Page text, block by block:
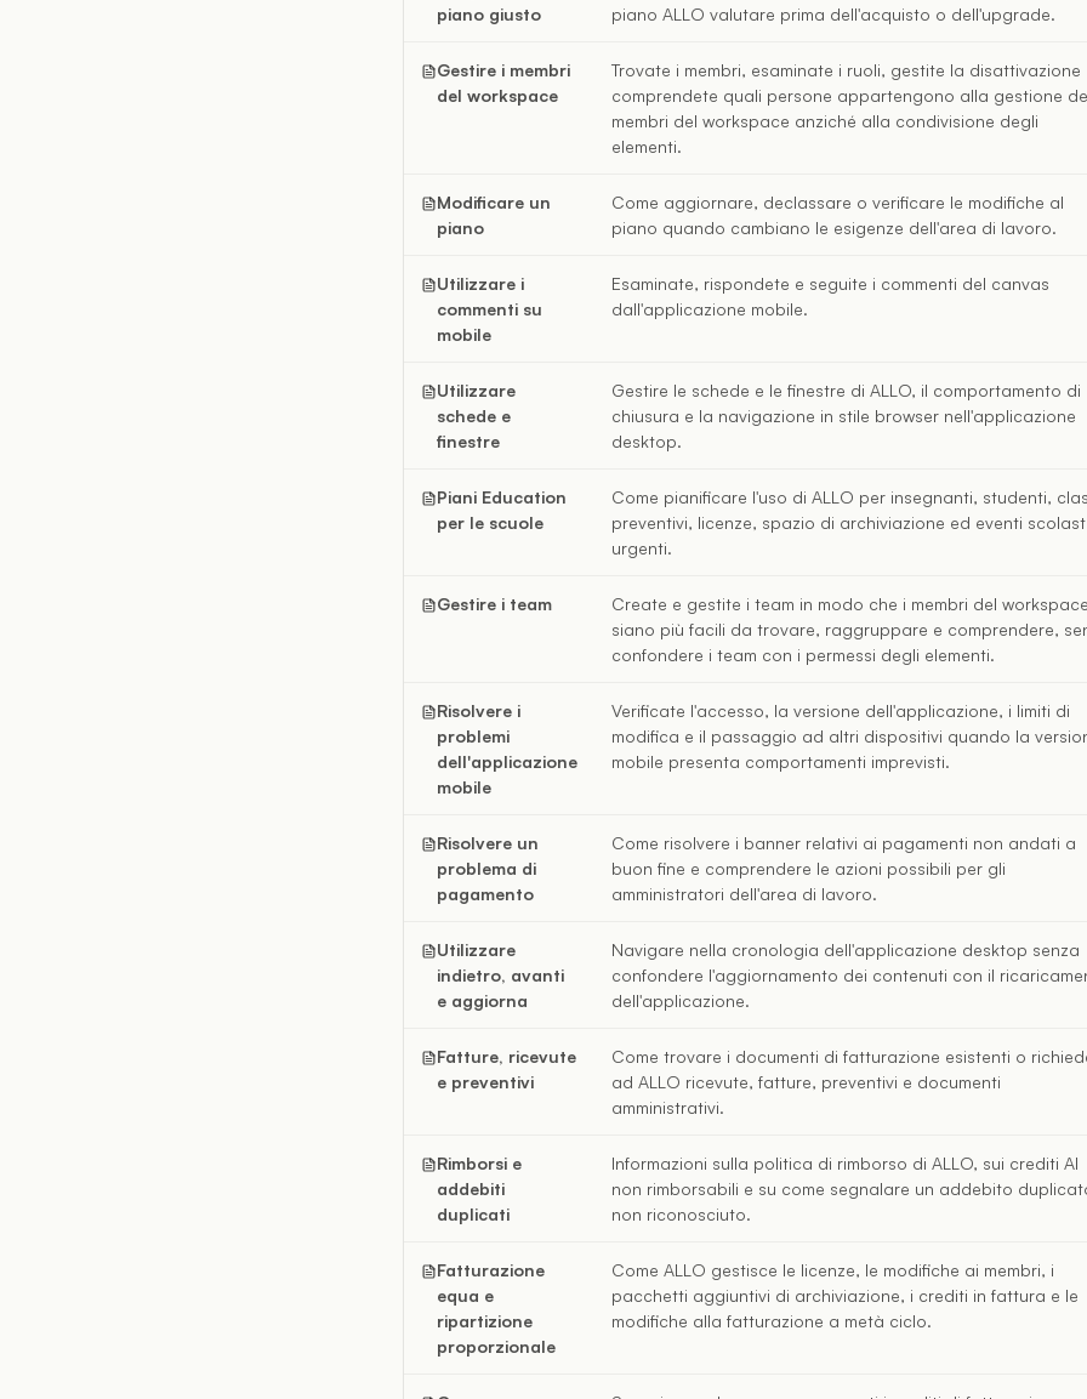
piano giusto
piano ALLO valutare prima dell'acquisto o dell'upgrade.
Gestire i membri
del workspace
Trovate i membri, esaminate i ruoli, gestite la disattivazione
comprendete quali persone appartengono alla gestione
membri del workspace anziché alla condivisione degli
elementi.
Modificare un
piano
Come aggiornare, declassare o verificare le modifiche al
piano quando cambiano le esigenze dell'area di lavoro.
Utilizzare i
commenti su
mobile
Esaminate, rispondete e seguite i commenti del canvas
dall'applicazione mobile.
Utilizzare
schede e
finestre
Gestire le schede e le finestre di ALLO, il comportamento di
chiusura e la navigazione in stile browser nell'applicazione
desktop.
Piani Education
per le scuole
Come pianificare l'uso di ALLO per insegnanti, studenti,
preventivi, licenze, spazio di archiviazione ed eventi
urgenti.
Gestire i team
Create e gestite i team in modo che i membri del
siano più facili da trovare, raggruppare e comprendere,
confondere i team con i permessi degli elementi.
Risolvere i
problemi
dell'applicazione
mobile
Verificate l'accesso, la versione dell'applicazione, i limiti di
modifica e il passaggio ad altri dispositivi quando la
mobile presenta comportamenti imprevisti.
Risolvere un
problema di
pagamento
Come risolvere i banner relativi ai pagamenti non andati a
buon fine e comprendere le azioni possibili per gli
amministratori dell'area di lavoro.
Utilizzare
indietro, avanti
e aggiorna
Navigare nella cronologia dell'applicazione desktop senza
confondere l'aggiornamento dei contenuti con il
dell'applicazione.
Fatture, ricevute
e preventivi
Come trovare i documenti di fatturazione esistenti o
ad ALLO ricevute, fatture, preventivi e documenti
amministrativi.
Rimborsi e
addebiti
duplicati
Informazioni sulla politica di rimborso di ALLO, sui crediti AI
non rimborsabili e su come segnalare un addebito
non riconosciuto.
Fatturazione
equa e
ripartizione
proporzionale
Come ALLO gestisce le licenze, le modifiche ai membri, i
pacchetti aggiuntivi di archiviazione, i crediti in fattura e le
modifiche alla fatturazione a metà ciclo.